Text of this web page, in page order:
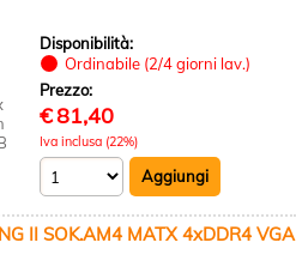
Disponibilità:
Ordinabile (2/4 giorni lav.)
Prezzo:
€81,40
Iva inclusa (22%)
II SOK.AM4 MATX 4xDDR4 VGA